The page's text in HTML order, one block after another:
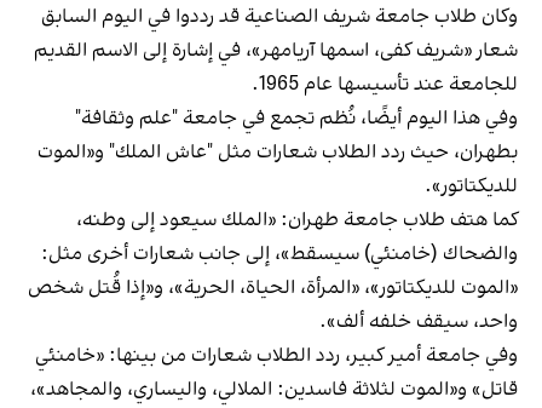
وكان طلاب جامعة شريف الصناعية قد رددوا في اليوم السابق
شعار «شريف كفى، اسمها آريامهر»، في إشارة إلى الاسم القديم
للجامعة عند تأسيسها عام 1965.
وفي هذا اليوم أيضًا، نُظم تجمع في جامعة "علم وثقافة"
بطهران، حيث ردد الطلاب شعارات مثل "عاش الملك" و«الموت
للديكتاتور».
كما هتف طلاب جامعة طهران: «الملك سيعود إلى وطنه،
والضحاك (خامنئي) سيسقط»، إلى جانب شعارات أخرى مثل:
«الموت للديكتاتور»، «المرأة، الحياة، الحرية»، و«إذا قُتل شخص
واحد، سيقف خلفه ألف».
وفي جامعة أمير كبير، ردد الطلاب شعارات من بينها: «خامنئي
قاتل» و«الموت لثلاثة فاسدين: الملالي، واليساري، والمجاهد»،